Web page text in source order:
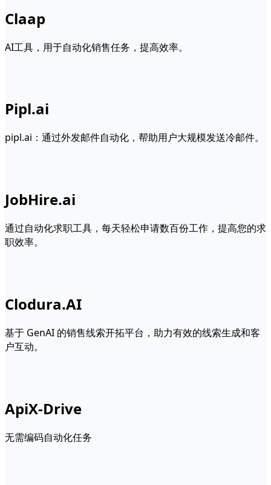
Claap
AI工具，用于自动化销售任务，提高效率。
Pipl.ai
pipl.ai：通过外发邮件自动化，帮助用户大规模发送冷邮件。
JobHire.ai
通过自动化求职工具，每天轻松申请数百份工作，提高您的求
职效率。
Clodura.AI
基于 GenAI 的销售线索开拓平台，助力有效的线索生成和客
户互动。
ApiX-Drive
无需编码自动化任务